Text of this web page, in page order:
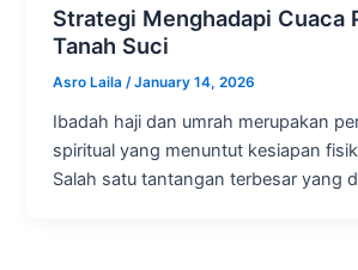
Strategi Menghadapi Cuaca
Tanah Suci
Asro Laila /January 14, 2026
Ibadah haji dan umrah merupakan
spiritual yang menuntut kesiapan
Salah satu tantangan terbesar yang